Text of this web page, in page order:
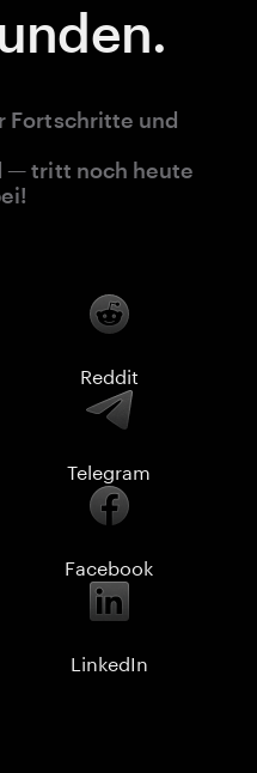
Fortschritte und
— tritt noch heute
Reddit
Telegram
Facebook
LinkedIn